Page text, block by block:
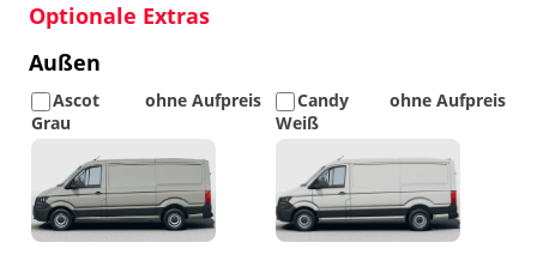
Optionale Extras
Außen
ohne Aufpreis
Ascot
Grau
ohne Aufpreis
Candy
Weiß